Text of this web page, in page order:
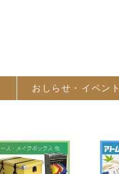
おしらせ・ イベント